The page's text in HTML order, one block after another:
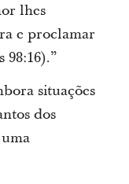
lhes
e proclamar
98:16).”
situações
dos